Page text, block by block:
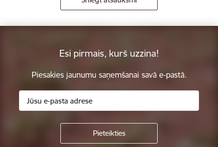
Esi pirmais, kurš uzzina!
Piesakies jaunumu saņemšanai savā e-pastā.